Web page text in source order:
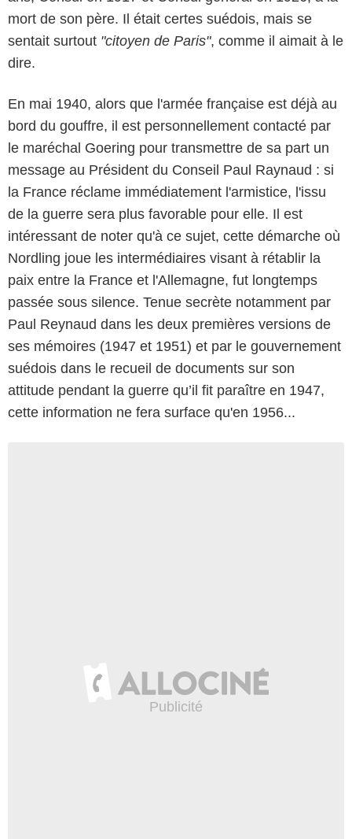
mort de son père. Il était certes suédois, mais se
sentait surtout "citoyen de Paris", comme il aimait à le
dire.
En mai 1940, alors que l'armée française est déjà au
bord du gouffre, il est personnellement contacté par
le maréchal Goering pour transmettre de sa part un
message au Président du Conseil Paul Raynaud : si
la France réclame immédiatement l'armistice, l'issu
de la guerre sera plus favorable pour elle. Il est
intéressant de noter qu'à ce sujet, cette démarche où
Nordling joue les intermédiaires visant à rétablir la
paix entre la France et l'Allemagne, fut longtemps
passée sous silence. Tenue secrète notamment par
Paul Reynaud dans les deux premières versions de
ses mémoires (1947 et 1951) et par le gouvernement
suédois dans le recueil de documents sur son
attitude pendant la guerre qu’il fit paraître en 1947,
cette information ne fera surface qu'en 1956...